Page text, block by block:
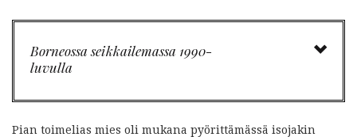
Borneossa seikkailemassa 1990-
luvulla
Pian toimelias mies oli mukana pyörittämässä isojakin